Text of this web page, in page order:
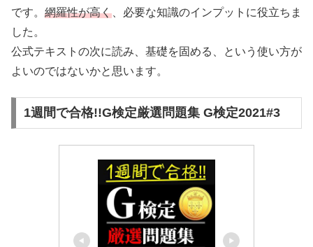
です。 網羅性が高く 、必要な知識のインプットに役立ちま
した。
公式テキストの次に読み、基礎を固める、という使い方が
よいのではないかと思います。
1週間で合格!!G検定厳選問題集 G検定2021#3